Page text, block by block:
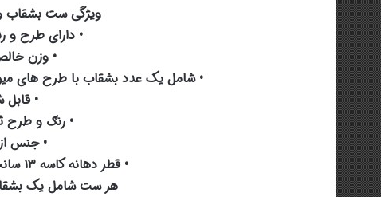
ویژگی ست بشقاب
• دارای طرح
• وزن خالص
• شامل یک عدد بشقاب با طرح های
•
• رنګ و طرح
• جنس
• قطر دهانه کاسه ۱۳ سانت ، قطر بشقاب ۲۱ سانت
هر ست شامل یک